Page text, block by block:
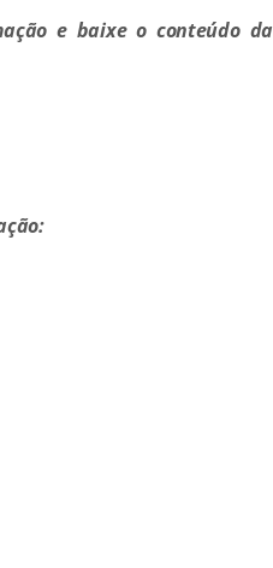
e baixe o conteúdo da